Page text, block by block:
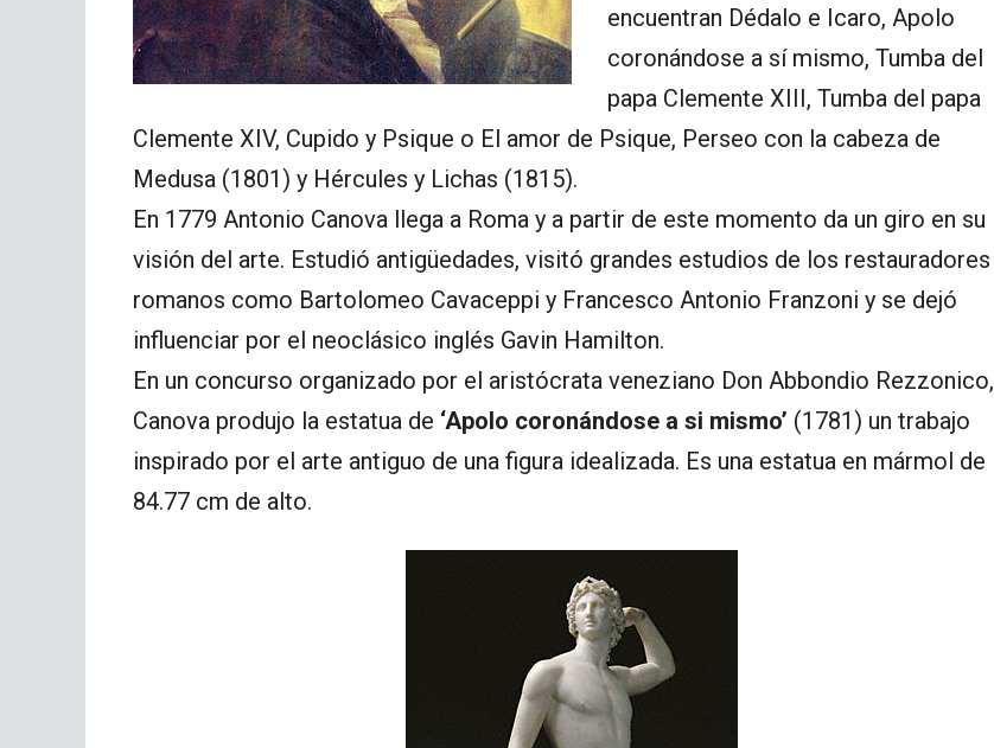
encuentran Dédalo e Icaro, Apolo
coronándose a sí mismo, Tumba del
papa Clemente XIII, Tumba del papa
Clemente XIV, Cupido y Psique o El amor de Psique, Perseo con la cabeza de
Medusa (1801) y Hércules y Lichas (1815).
En 1779 Antonio Canova llega a Roma y a partir de este momento da un giro en su
visión del arte. Estudió antigüedades, visitó grandes estudios de los restauradores
romanos como Bartolomeo Cavaceppi y Francesco Antonio Franzoni y se dejó
influenciar por el neoclásico inglés Gavin Hamilton.
En un concurso organizado por el aristócrata veneziano Don Abbondio Rezzonico,
Canova produjo la estatua de ‘Apolo coronándose a si mismo’ (1781) un trabajo
inspirado por el arte antiguo de una figura idealizada. Es una estatua en mármol de
84.77 cm de alto.